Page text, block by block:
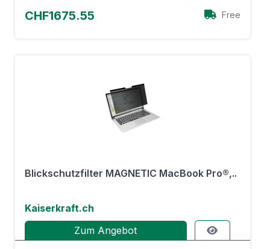
CHF1675.55 Free
Blickschutzfilter MAGNETIC MacBook Pro®,..
Kaiserkraft.ch
Zum Angebot